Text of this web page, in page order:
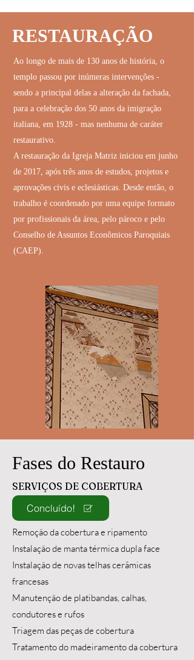
RESTAURAÇÃO
Ao longo de mais de 130 anos de história, o
templo passou por inúmeras intervenções -
sendo a principal delas a alteração da fachada,
para a celebração dos 50 anos da imigração
italiana, em 1928 - mas nenhuma de caráter
restaurativo.
A restauração da Igreja Matriz iniciou em junho
de 2017, após três anos de estudos, projetos e
aprovações civis e eclesiásticas. Desde então, o
trabalho é coordenado por uma equipe formato
por profissionais da área, pelo pároco e pelo
Conselho de Assuntos Econômicos Paroquiais
(CAEP).
Fases do Restauro
SERVIÇOS DE COBERTURA
Concluído!
Remoção da cobertura e ripamento
Instalação de manta térmica dupla face
Instalação de novas telhas cerâmicas
francesas
Manutenção de platibandas, calhas,
condutores e rufos
Triagem das peças de cobertura
Tratamento do madeiramento da cobertura